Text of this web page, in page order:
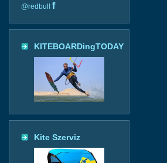
@redbull f
KITEBOARDingTODAY
Kite Szerviz